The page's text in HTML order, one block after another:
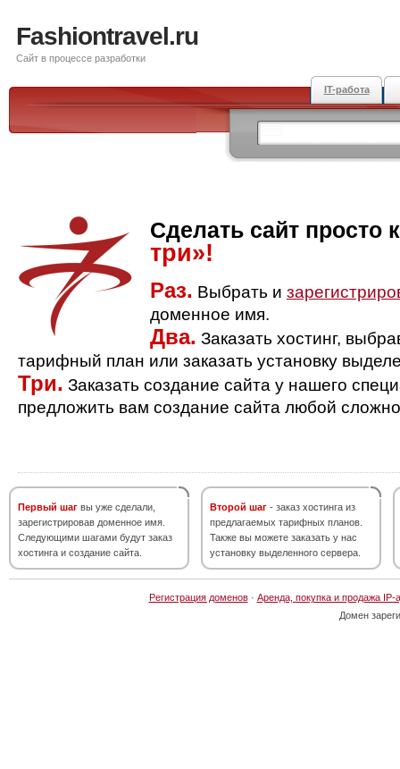
Fashiontravel.ru
Сайт в процессе разработки
IT-работа
Сделать сайт просто
три»!
Раз. Выбрать и
доменное имя.
Два. Заказать хостинг,
тарифный план или заказать установку
Три. Заказать создание сайта у нашего
предложить вам создание сайта любой
Первый шаг вы уже сделали,
зарегистрировав доменное имя.
Следующими шагами будут заказ
хостинга и создание сайта.
Второй шаг - заказ хостинга из
предлагаемых тарифных планов.
Также вы можете заказать у нас
установку выделенного сервера.
Регистрация доменов· Аренда, покупка и продажа IP-
Домен